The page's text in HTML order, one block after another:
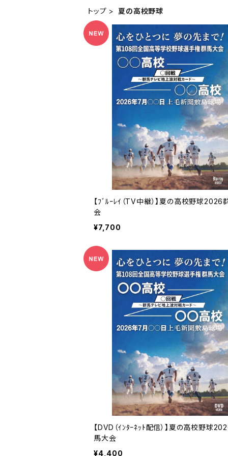
トップ 夏の高校野球
【ﾌﾞﾙｰﾚｲ（TV中継）】夏の高校野球2026
会
¥7,700
【DVD（ｲﾝﾀｰﾈｯﾄ配信）】夏の高校野球
馬大会
¥4,400